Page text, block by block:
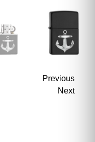
Previous
Next